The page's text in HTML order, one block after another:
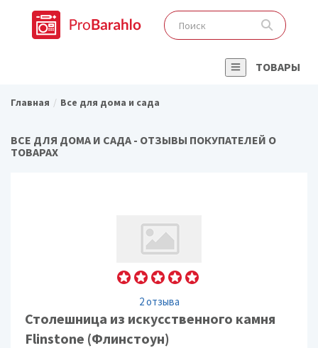
ТОВАРЫ
Главная Все для дома и сада
ВСЕ ДЛЯ ДОМА И САДА - ОТЗЫВЫ ПОКУПАТЕЛЕЙ О
ТОВАРАХ
2 отзыва
Столешница из искусственного камня
Flinstone (Флинстоун)